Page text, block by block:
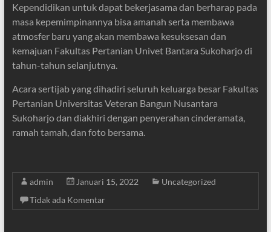
Kependidikan untuk dapat bekerjasama dan berharap pada
masa kepemimpinannya bisa amanah serta membawa
atmosfer baru yang akan membawa kesuksesan dan
kemajuan Fakultas Pertanian Univet Bantara Sukoharjo di
tahun-tahun selanjutnya.
Acara sertijab yang dihadiri seluruh keluarga besar Fakultas
Pertanian Universitas Veteran Bangun Nusantara
Sukoharjo dan diakhiri dengan penyerahan cinderamata,
ramah tamah, dan foto bersama.
admin Januari 15, 2022
Uncategorized
Tidak ada Komentar